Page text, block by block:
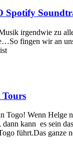
Spotify
irgendwie zu
fingen wir an
Tours
Togo! Wenn Helge
kann es sein
führt.Das ganze